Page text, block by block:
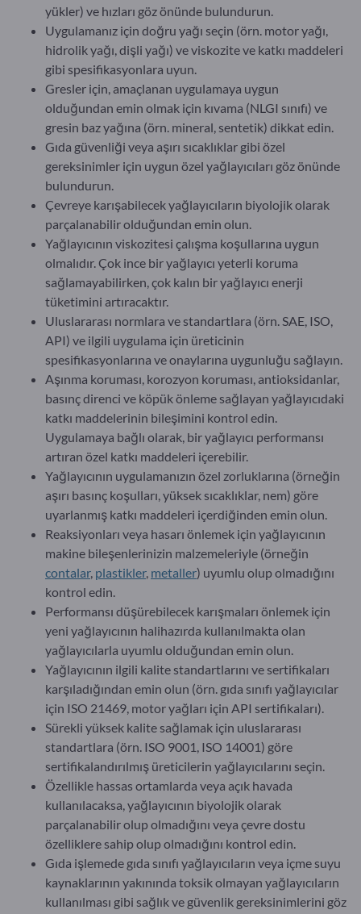
yükler) ve hızları göz önünde bulundurun.
Uygulamanız için doğru yağı seçin (örn. motor yağı,
hidrolik yağı, dişli yağı) ve viskozite ve katkı maddeleri
gibi spesifikasyonlara uyun.
Gresler için, amaçlanan uygulamaya uygun
olduğundan emin olmak için kıvama (NLGI sınıfı) ve
gresin baz yağına (örn. mineral, sentetik) dikkat edin.
Gıda güvenliği veya aşırı sıcaklıklar gibi özel
gereksinimler için uygun özel yağlayıcıları göz önünde
bulundurun.
Çevreye karışabilecek yağlayıcıların biyolojik olarak
parçalanabilir olduğundan emin olun.
Yağlayıcının viskozitesi çalışma koşullarına uygun
olmalıdır. Çok ince bir yağlayıcı yeterli koruma
sağlamayabilirken, çok kalın bir yağlayıcı enerji
tüketimini artıracaktır.
Uluslararası normlara ve standartlara (örn. SAE, ISO,
API) ve ilgili uygulama için üreticinin
spesifikasyonlarına ve onaylarına uygunluğu sağlayın.
Aşınma koruması, korozyon koruması, antioksidanlar,
basınç direnci ve köpük önleme sağlayan yağlayıcıdaki
katkı maddelerinin bileşimini kontrol edin.
Uygulamaya bağlı olarak, bir yağlayıcı performansı
artıran özel katkı maddeleri içerebilir.
Yağlayıcının uygulamanızın özel zorluklarına (örneğin
aşırı basınç koşulları, yüksek sıcaklıklar, nem) göre
uyarlanmış katkı maddeleri içerdiğinden emin olun.
Reaksiyonları veya hasarı önlemek için yağlayıcının
makine bileşenlerinizin malzemeleriyle (örneğin
contalar, plastikler, metaller) uyumlu olup olmadığını
kontrol edin.
Performansı düşürebilecek karışmaları önlemek için
yeni yağlayıcının halihazırda kullanılmakta olan
yağlayıcılarla uyumlu olduğundan emin olun.
Yağlayıcının ilgili kalite standartlarını ve sertifikaları
karşıladığından emin olun (örn. gıda sınıfı yağlayıcılar
için ISO 21469, motor yağları için API sertifikaları).
Sürekli yüksek kalite sağlamak için uluslararası
standartlara (örn. ISO 9001, ISO 14001) göre
sertifikalandırılmış üreticilerin yağlayıcılarını seçin.
Özellikle hassas ortamlarda veya açık havada
kullanılacaksa, yağlayıcının biyolojik olarak
parçalanabilir olup olmadığını veya çevre dostu
özelliklere sahip olup olmadığını kontrol edin.
Gıda işlemede gıda sınıfı yağlayıcıların veya içme suyu
kaynaklarının yakınında toksik olmayan yağlayıcıların
kullanılması gibi sağlık ve güvenlik gereksinimlerini göz